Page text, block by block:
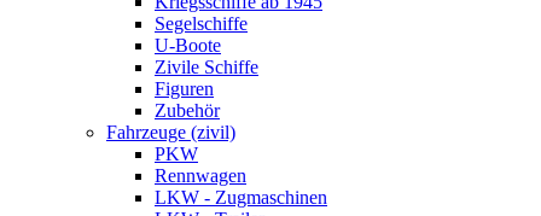
Segelschiffe
U-Boote
Zivile Schiffe
Figuren
Zubehör
Fahrzeuge (zivil)
PKW
Rennwagen
LKW - Zugmaschinen